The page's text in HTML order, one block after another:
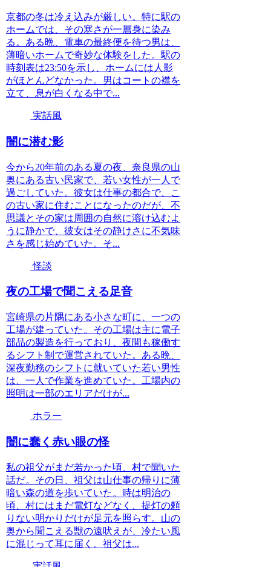
京都の冬は冷え込みが厳しい。特に駅の
ホームでは、その寒さが一層身に染み
る。ある晩、電車の最終便を待つ男は、
薄暗いホームで奇妙な体験をした。駅の
時刻表は23:50を示し、ホームには人影
がほとんどなかった。男はコートの襟を
立て、息が白くなる中で...
実話風
闇に潜む影
今から20年前のある夏の夜、奈良県の山
奥にある古い民家で、若い女性が一人で
過ごしていた。彼女は仕事の都合で、こ
の古い家に住むことになったのだが、不
思議とその家は周囲の自然に溶け込むよ
うに静かで、彼女はその静けさに不気味
さを感じ始めていた。そ...
怪談
夜の工場で聞こえる足音
宮崎県の片隅にある小さな町に、一つの
工場が建っていた。その工場は主に電子
部品の製造を行っており、夜間も稼働す
るシフト制で運営されていた。ある晩、
深夜勤務のシフトに就いていた若い男性
は、一人で作業を進めていた。工場内の
照明は一部のエリアだけが...
ホラー
闇に蠢く赤い眼の怪
私の祖父がまだ若かった頃、村で聞いた
話だ。その日、祖父は山仕事の帰りに薄
暗い森の道を歩いていた。時は明治の
頃、村にはまだ電灯などなく、提灯の頼
りない明かりだけが足元を照らす。山の
奥から聞こえる獣の遠吠えが、冷たい風
に混じって耳に届く。祖父は...